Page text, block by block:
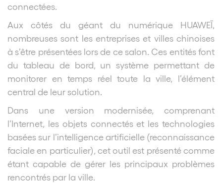
connectées.
Aux côtés du géant du numérique HUAWEÏ,
nombreuses sont les entreprises et villes chinoises
à s’être présentées lors de ce salon. Ces entités font
du tableau de bord, un système permettant de
monitorer en temps réel toute la ville, l’élément
central de leur solution.
Dans une version modernisée, comprenant
l’Internet, les objets connectés et les technologies
basées sur l’intelligence artificielle (reconnaissance
faciale en particulier), cet outil est présenté comme
étant capable de gérer les principaux problèmes
rencontrés par la ville.